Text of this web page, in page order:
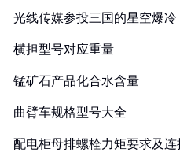
光线传媒参投三国的星空爆冷
横担型号对应重量
锰矿石产品化合水含量
曲臂车规格型号大全
配电柜母排螺栓力矩要求及